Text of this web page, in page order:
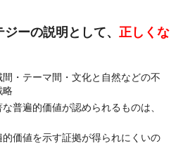
ーの説明として、 正しくな
・テーマ間・文化と自然などの不
略
普遍的価値が認められるものは、
価値を示す証拠が得られにくいの